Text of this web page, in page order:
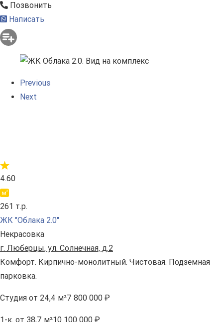
Позвонить
Написать
Previous
Next
4.60
261 т.р.
ЖК "Облака 2.0"
Некрасовка
г. Люберцы, ул. Солнечная, д.2
Комфорт. Кирпично-монолитный. Чистовая. Подземная
парковка.
Студия от 24,4 м²7 800 000 ₽
1-к. от 38,7 м²10 100 000 ₽